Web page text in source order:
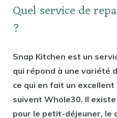
Quel service de
?
Snap Kitchen est un
qui répond à une variété
ce qui en fait un excellent
suivent Whole30. Il
pour le petit-déjeuner, le